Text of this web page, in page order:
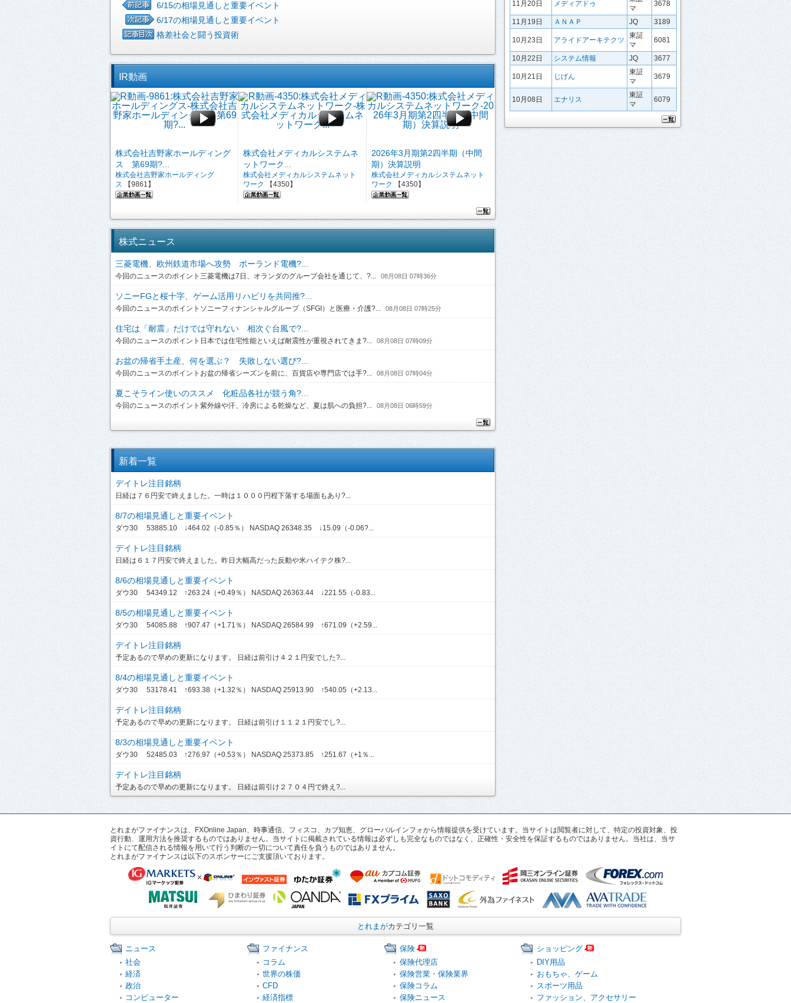
6/15の相場見通しと重要イベント
6/17の相場見通しと重要イベント
格差社会と闘う投資術
IR動画
株式会社吉野家ホールディング
ス 第69期?...
株式会社吉野家ホールディング
ス 【9861】
株式会社メディカルシステムネ
ットワーク...
株式会社メディカルシステムネット
ワーク
【4350】
2026年3月期第2四半期（中間
期）決算説明
株式会社メディカルシステムネット
ワーク
【4350】
株式ニュース
三菱電機、欧州鉄道市場へ攻勢 ポーランド電機?...
今回のニュースのポイント三菱電機は7日、オランダのグループ会社を通じて、?... 08月08日 07時36分
ソニーFGと桜十字、ゲーム活用リハビリを共同推?...
今回のニュースのポイントソニーフィナンシャルグループ（SFGI）と医療・介護?... 08月08日 07時25分
住宅は「耐震」だけでは守れない 相次ぐ台風で?...
今回のニュースのポイント日本では住宅性能といえば耐震性が重視されてきま?... 08月08日 07時09分
お盆の帰省手土産、何を選ぶ？ 失敗しない選び?...
今回のニュースのポイントお盆の帰省シーズンを前に、百貨店や専門店では手?... 08月08日 07時04分
夏こそライン使いのススメ 化粧品各社が競う角?...
今回のニュースのポイント紫外線や汗、冷房による乾燥など、夏は肌への負担?... 08月08日 06時59分
新着一覧
デイトレ注目銘柄
日経は７６円安で終えました。一時は１０００円程下落する場面もあり?...
8/7の相場見通しと重要イベント
ダウ30 53885.10 ↓464.02（-0.85％） NASDAQ 26348.35 ↓15.09（-0.06?...
デイトレ注目銘柄
日経は６１７円安で終えました。昨日大幅高だった反動や米ハイテク株?...
8/6の相場見通しと重要イベント
ダウ30 54349.12 ↑263.24（+0.49％） NASDAQ 26363.44 ↓221.55（-0.83...
8/5の相場見通しと重要イベント
ダウ30 54085.88 ↑907.47（+1.71％） NASDAQ 26584.99 ↑671.09（+2.59...
デイトレ注目銘柄
予定あるので早めの更新になります。 日経は前引け４２１円安でした?...
8/4の相場見通しと重要イベント
ダウ30 53178.41 ↑693.38（+1.32％） NASDAQ 25913.90 ↑540.05（+2.13...
デイトレ注目銘柄
予定あるので早めの更新になります。 日経は前引け１１２１円安でし?...
8/3の相場見通しと重要イベント
ダウ30 52485.03 ↑276.97（+0.53％） NASDAQ 25373.85 ↑251.67（+1％...
デイトレ注目銘柄
予定あるので早めの更新になります。 日経は前引け２７０４円で終え?...
11月20日 メディアドゥ
マ
3678
11月19日 ＡＮＡＰ JQ 3189
10月23日 アライドアーキテクツ
東証
マ
6081
10月22日 システム情報 JQ 3677
10月21日 じげん
東証
マ
3679
10月08日 エナリス
東証
マ
6079
とれまがファイナンスは、FXOnline Japan、時事通信、フィスコ、カブ知恵、グローバルインフォから情報提供を受けています。当サイトは閲覧者に対して、特定の投資対象、投
資行動、運用方法を推奨するものではありません。当サイトに掲載されている情報は必ずしも完全なものではなく、正確性・安全性を保証するものではありません。当社は、当サ
イトにて配信される情報を用いて行う判断の一切について責任を負うものではありません。
とれまがファイナンスは以下のスポンサーにご支援頂いております。
とれまがカテゴリ一覧
ニュース
社会
経済
政治
コンピューター
ファイナンス
コラム
世界の株価
CFD
経済指標
保険
保険代理店
保険営業・保険業界
保険コラム
保険ニュース
ショッピング
DIY用品
おもちゃ、ゲーム
スポーツ用品
ファッション、アクセサリー